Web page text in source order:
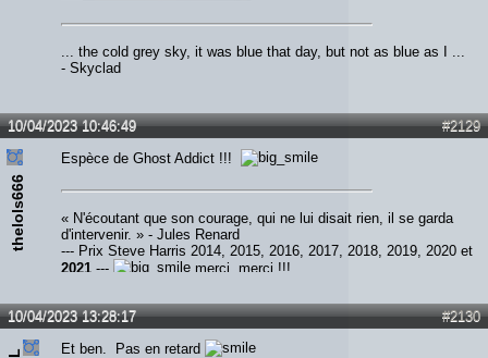
... the cold grey sky, it was blue that day, but not as blue as I ...
- Skyclad
#2129
10/04/2023 10:46:49
thelols666
Espèce de Ghost Addict !!!
« N'écoutant que son courage, qui ne lui disait rien, il se garda
d'intervenir. » - Jules Renard
--- Prix Steve Harris 2014, 2015, 2016, 2017, 2018, 2019, 2020 et
2021 --- merci, merci !!!
#2130
10/04/2023 13:28:17
Et ben. Pas en retard